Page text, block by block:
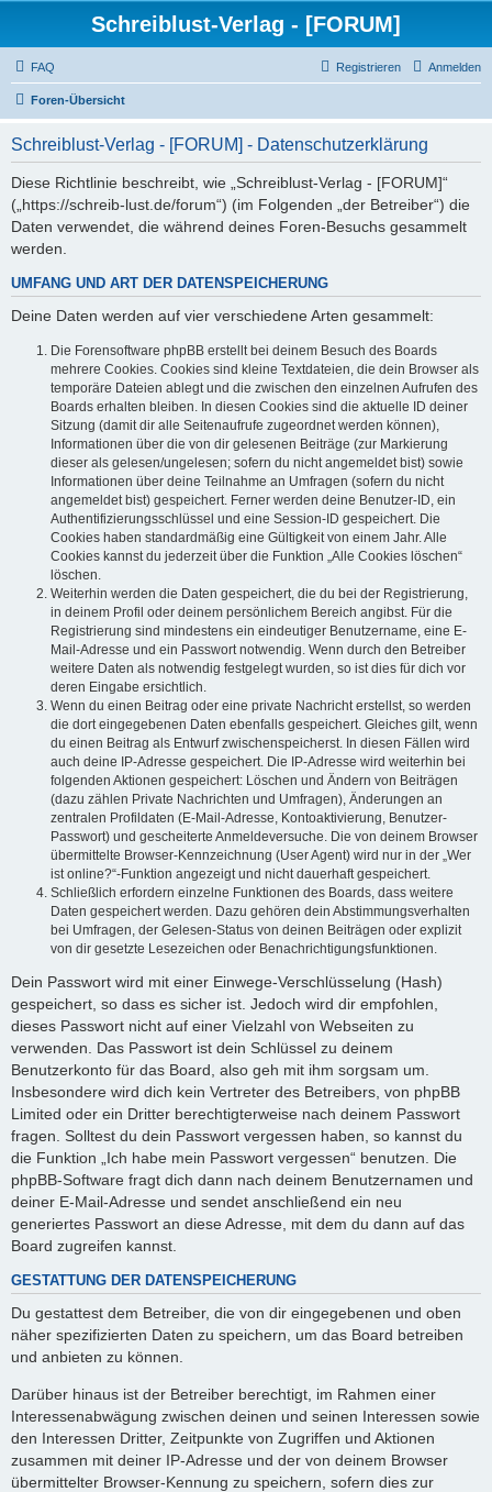
Schreiblust-Verlag - [FORUM]
FAQ Anmelden
Registrieren
Foren-Übersicht
Schreiblust-Verlag - [FORUM] - Datenschutzerklärung
Diese Richtlinie beschreibt, wie „Schreiblust-Verlag - [FORUM]“
(„https://schreib-lust.de/forum“) (im Folgenden „der Betreiber“) die
Daten verwendet, die während deines Foren-Besuchs gesammelt
werden.
UMFANG UND ART DER DATENSPEICHERUNG
Deine Daten werden auf vier verschiedene Arten gesammelt:
Die Forensoftware phpBB erstellt bei deinem Besuch des Boards
mehrere Cookies. Cookies sind kleine Textdateien, die dein Browser als
temporäre Dateien ablegt und die zwischen den einzelnen Aufrufen des
Boards erhalten bleiben. In diesen Cookies sind die aktuelle ID deiner
Sitzung (damit dir alle Seitenaufrufe zugeordnet werden können),
Informationen über die von dir gelesenen Beiträge (zur Markierung
dieser als gelesen/ungelesen; sofern du nicht angemeldet bist) sowie
Informationen über deine Teilnahme an Umfragen (sofern du nicht
angemeldet bist) gespeichert. Ferner werden deine Benutzer-ID, ein
Authentifizierungsschlüssel und eine Session-ID gespeichert. Die
Cookies haben standardmäßig eine Gültigkeit von einem Jahr. Alle
Cookies kannst du jederzeit über die Funktion „Alle Cookies löschen“
löschen.
Weiterhin werden die Daten gespeichert, die du bei der Registrierung,
in deinem Profil oder deinem persönlichem Bereich angibst. Für die
Registrierung sind mindestens ein eindeutiger Benutzername, eine E-
Mail-Adresse und ein Passwort notwendig. Wenn durch den Betreiber
weitere Daten als notwendig festgelegt wurden, so ist dies für dich vor
deren Eingabe ersichtlich.
Wenn du einen Beitrag oder eine private Nachricht erstellst, so werden
die dort eingegebenen Daten ebenfalls gespeichert. Gleiches gilt, wenn
du einen Beitrag als Entwurf zwischenspeicherst. In diesen Fällen wird
auch deine IP-Adresse gespeichert. Die IP-Adresse wird weiterhin bei
folgenden Aktionen gespeichert: Löschen und Ändern von Beiträgen
(dazu zählen Private Nachrichten und Umfragen), Änderungen an
zentralen Profildaten (E-Mail-Adresse, Kontoaktivierung, Benutzer-
Passwort) und gescheiterte Anmeldeversuche. Die von deinem Browser
übermittelte Browser-Kennzeichnung (User Agent) wird nur in der „Wer
ist online?“-Funktion angezeigt und nicht dauerhaft gespeichert.
Schließlich erfordern einzelne Funktionen des Boards, dass weitere
Daten gespeichert werden. Dazu gehören dein Abstimmungsverhalten
bei Umfragen, der Gelesen-Status von deinen Beiträgen oder explizit
von dir gesetzte Lesezeichen oder Benachrichtigungsfunktionen.
Dein Passwort wird mit einer Einwege-Verschlüsselung (Hash)
gespeichert, so dass es sicher ist. Jedoch wird dir empfohlen,
dieses Passwort nicht auf einer Vielzahl von Webseiten zu
verwenden. Das Passwort ist dein Schlüssel zu deinem
Benutzerkonto für das Board, also geh mit ihm sorgsam um.
Insbesondere wird dich kein Vertreter des Betreibers, von phpBB
Limited oder ein Dritter berechtigterweise nach deinem Passwort
fragen. Solltest du dein Passwort vergessen haben, so kannst du
die Funktion „Ich habe mein Passwort vergessen“ benutzen. Die
phpBB-Software fragt dich dann nach deinem Benutzernamen und
deiner E-Mail-Adresse und sendet anschließend ein neu
generiertes Passwort an diese Adresse, mit dem du dann auf das
Board zugreifen kannst.
GESTATTUNG DER DATENSPEICHERUNG
Du gestattest dem Betreiber, die von dir eingegebenen und oben
näher spezifizierten Daten zu speichern, um das Board betreiben
und anbieten zu können.
Darüber hinaus ist der Betreiber berechtigt, im Rahmen einer
Interessenabwägung zwischen deinen und seinen Interessen sowie
den Interessen Dritter, Zeitpunkte von Zugriffen und Aktionen
zusammen mit deiner IP-Adresse und der von deinem Browser
übermittelter Browser-Kennung zu speichern, sofern dies zur